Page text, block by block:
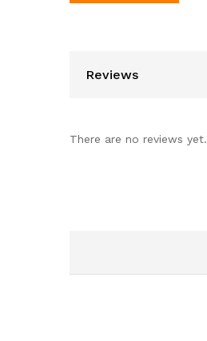
Reviews
There are no reviews yet.